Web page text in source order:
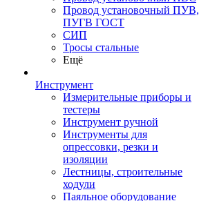
Провод установочный ПУВ,
ПУГВ ГОСТ
СИП
Тросы стальные
Ещё
Инструмент
Измерительные приборы и
тестеры
Инструмент ручной
Инструменты для
опрессовки, резки и
изоляции
Лестницы, строительные
ходули
Паяльное оборудование